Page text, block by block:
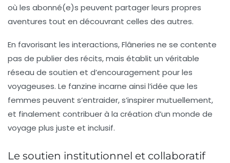
où les abonné(e)s peuvent partager leurs propres
aventures tout en découvrant celles des autres.
En favorisant les interactions,Flâneries ne se contente
pas de publier des récits, mais établit un véritable
réseau de soutien et d’encouragement pour les
voyageuses. Le fanzine incarne ainsi l’idée que les
femmes peuvent s’entraider, s’inspirer mutuellement,
et finalement contribuer à la création d’un monde de
voyage plus juste et inclusif.
Le soutien institutionnel et collaboratif